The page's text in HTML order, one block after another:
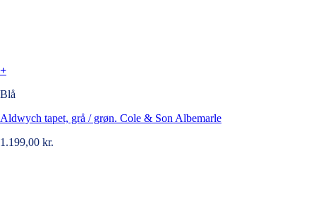
+
Blå
Aldwych tapet, grå / grøn. Cole & Son Albemarle
1.199,00 kr.